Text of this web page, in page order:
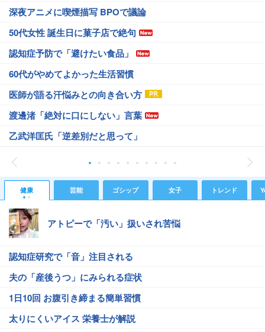
深夜アニメに喫煙描写 BPOで議論
50代女性 誕生日に菓子店で絶句
認知症予防で「避けたい食品」
60代がやめてよかった生活習慣
医師が語る汗悩みとの向き合い方
渡邊渚「絶対に口にしない」言葉
乙武洋匡氏「逆差別だと思って」
健康 芸能 ゴシップ 女子 トレンド
アトピーで「汚い」扱いされ苦悩
認知症研究で「音」注目される
夫の「産後うつ」にみられる症状
1日10回 お腹引き締まる簡単習慣
太りにくいアイス 栄養士が解説